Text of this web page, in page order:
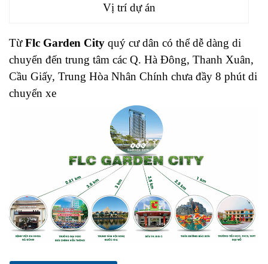
Vị trí dự án
TừFlc Garden City quý cư dân có thể dễ dàng di
chuyển đến trung tâm các Q. Hà Đông, Thanh Xuân,
Cầu Giấy, Trung Hòa Nhân Chính chưa đầy 8 phút di
chuyển xe